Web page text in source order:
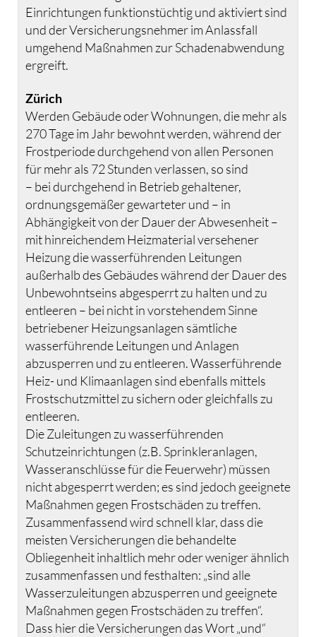
Einrichtungen funktionstüchtig und aktiviert sind
und der Versicherungsnehmer im Anlassfall
umgehend Maßnahmen zur Schadenabwendung
ergreift.
Zürich
Werden Gebäude oder Wohnungen, die mehr als
270 Tage im Jahr bewohnt werden, während der
Frostperiode durchgehend von allen Personen
für mehr als 72 Stunden verlassen, so sind
– bei durchgehend in Betrieb gehaltener,
ordnungsgemäßer gewarteter und – in
Abhängigkeit von der Dauer der Abwesenheit –
mit hinreichendem Heizmaterial versehener
Heizung die wasserführenden Leitungen
außerhalb des Gebäudes während der Dauer des
Unbewohntseins abgesperrt zu halten und zu
entleeren – bei nicht in vorstehendem Sinne
betriebener Heizungsanlagen sämtliche
wasserführende Leitungen und Anlagen
abzusperren und zu entleeren. Wasserführende
Heiz- und Klimaanlagen sind ebenfalls mittels
Frostschutzmittel zu sichern oder gleichfalls zu
entleeren.
Die Zuleitungen zu wasserführenden
Schutzeinrichtungen (z.B. Sprinkleranlagen,
Wasseranschlüsse für die Feuerwehr) müssen
nicht abgesperrt werden; es sind jedoch geeignete
Maßnahmen gegen Frostschäden zu treffen.
Zusammenfassend wird schnell klar, dass die
meisten Versicherungen die behandelte
Obliegenheit inhaltlich mehr oder weniger ähnlich
zusammenfassen und festhalten: „sind alle
Wasserzuleitungen abzusperren und geeignete
Maßnahmen gegen Frostschäden zu treffen“.
Dass hier die Versicherungen das Wort „und“